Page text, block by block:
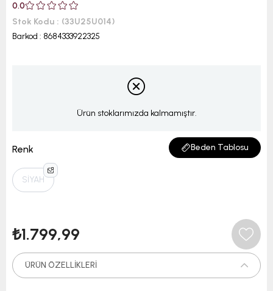
0.0
Stok Kodu
(33U25U014)
Barkod : 8684333922325
Ürün stoklarımızda kalmamıştır.
Renk Beden Tablosu
SİYAH
₺1.799,99
ÜRÜN ÖZELLIKLERI